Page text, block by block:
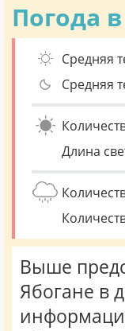
Погода
Средняя
Средняя
Длина
Выше
Ябогане в